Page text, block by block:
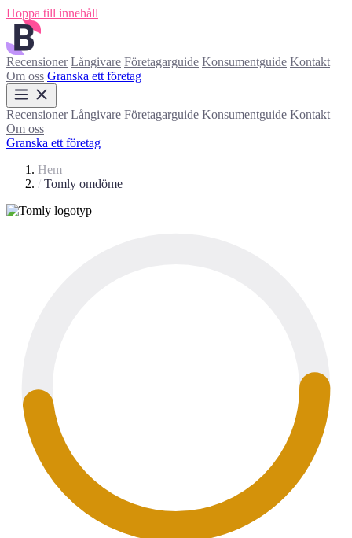
Hoppa till innehåll
Recensioner Långivare Företagarguide Konsumentguide Kontakt
Om oss Granska ett företag
Recensioner Långivare Företagarguide Konsumentguide Kontakt
Om oss
Granska ett företag
Hem
/ Tomly omdöme